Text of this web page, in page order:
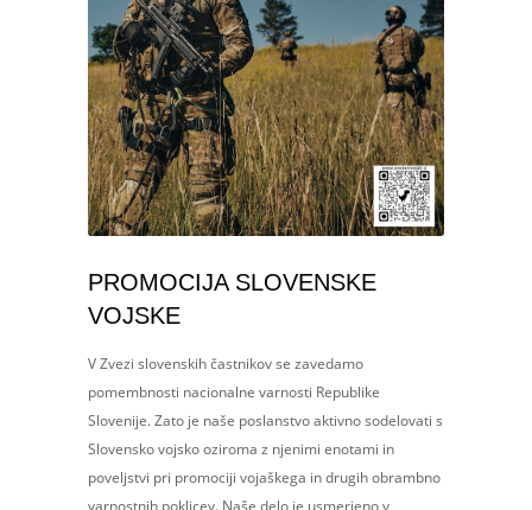
PROMOCIJA SLOVENSKE
VOJSKE
V Zvezi slovenskih častnikov se zavedamo
pomembnosti nacionalne varnosti Republike
Slovenije. Zato je naše poslanstvo aktivno sodelovati s
Slovensko vojsko oziroma z njenimi enotami in
poveljstvi pri promociji vojaškega in drugih obrambno
varnostnih poklicev. Naše delo je usmerjeno v